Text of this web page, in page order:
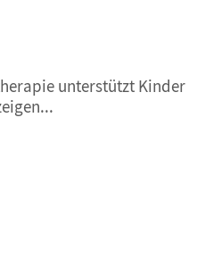
unterstützt Kinder